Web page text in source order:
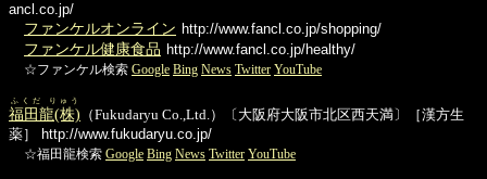
ancl.co.jp/
ファンケルオンライン http://www.fancl.co.jp/shopping/
ファンケル健康食品 http://www.fancl.co.jp/healthy/
☆ファンケル検索 Google Bing News Twitter YouTube
福田龍(株)
ふくだ りゅう
（Fukudaryu Co.,Ltd.）〔大阪府大阪市北区西天満〕［漢方生
薬］
http://www.fukudaryu.co.jp/
☆福田龍検索 Google Bing News Twitter YouTube